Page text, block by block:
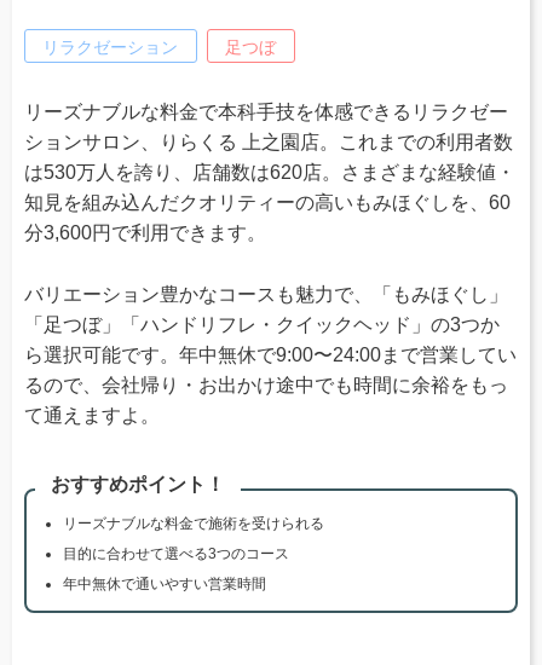
リラクゼーション 足つぼ
リーズナブルな料金で本科手技を体感できるリラクゼー
ションサロン、りらくる 上之園店。これまでの利用者数
は530万人を誇り、店舗数は620店。さまざまな経験値・
知見を組み込んだクオリティーの高いもみほぐしを、60
分3,600円で利用できます。
バリエーション豊かなコースも魅力で、「もみほぐし」
「足つぼ」「ハンドリフレ・クイックヘッド」の3つか
ら選択可能です。年中無休で9:00〜24:00まで営業してい
るので、会社帰り・お出かけ途中でも時間に余裕をもっ
て通えますよ。
おすすめポイント！
リーズナブルな料金で施術を受けられる
目的に合わせて選べる3つのコース
年中無休で通いやすい営業時間